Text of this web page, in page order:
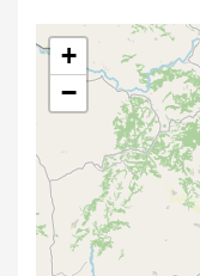
+
−